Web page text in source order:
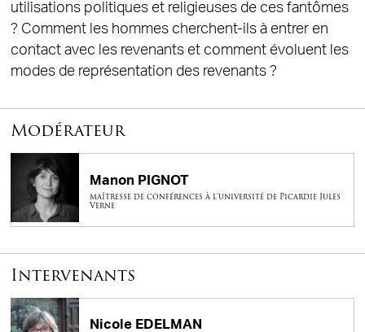
utilisations politiques et religieuses de ces fantômes
? Comment les hommes cherchent-ils à entrer en
contact avec les revenants et comment évoluent les
modes de représentation des revenants ?
Modérateur
Manon PIGNOT
maîtresse de conférences à l'université de Picardie Jules
Verne
Intervenants
Nicole EDELMAN